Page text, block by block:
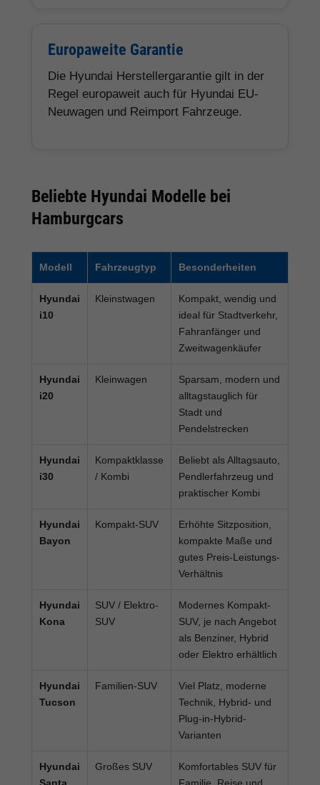
Europaweite Garantie
Die Hyundai Herstellergarantie gilt in der
Regel europaweit auch für Hyundai EU-
Neuwagen und Reimport Fahrzeuge.
Beliebte Hyundai Modelle bei
Hamburgcars
Modell Fahrzeugtyp Besonderheiten
Hyundai
i10
Kleinstwagen
Kompakt, wendig und
ideal für Stadtverkehr,
Fahranfänger und
Zweitwagenkäufer
Hyundai
i20
Kleinwagen
Sparsam, modern und
alltagstauglich für
Stadt und
Pendelstrecken
Hyundai
i30
Kompaktklasse
/ Kombi
Beliebt als Alltagsauto,
Pendlerfahrzeug und
praktischer Kombi
Hyundai
Bayon
Kompakt-SUV
Erhöhte Sitzposition,
kompakte Maße und
gutes Preis-Leistungs-
Verhältnis
Hyundai
Kona
SUV / Elektro-
SUV
Modernes Kompakt-
SUV, je nach Angebot
als Benziner, Hybrid
oder Elektro erhältlich
Hyundai
Tucson
Familien-SUV
Viel Platz, moderne
Technik, Hybrid- und
Plug-in-Hybrid-
Varianten
Hyundai
Großes SUV
Komfortables SUV für